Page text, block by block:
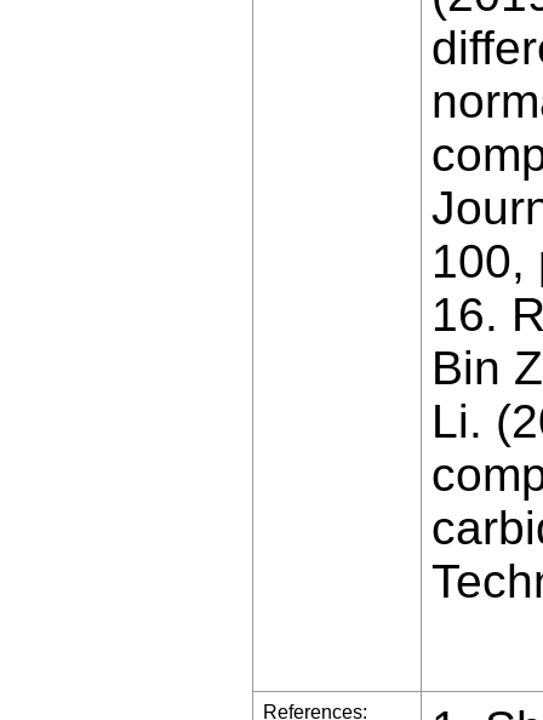
100,
16.
Bin
Li.
References: